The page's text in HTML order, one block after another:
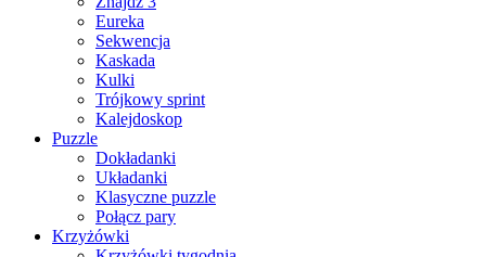
Eureka
Sekwencja
Kaskada
Kulki
Trójkowy sprint
Kalejdoskop
Puzzle
Dokładanki
Układanki
Klasyczne puzzle
Połącz pary
Krzyżówki